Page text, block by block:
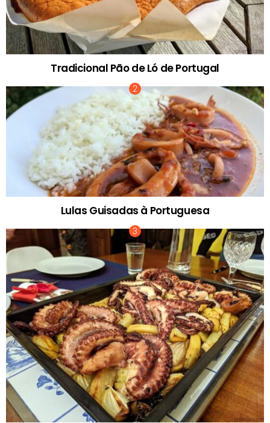
Tradicional Pão de Ló de Portugal
Lulas Guisadas à Portuguesa